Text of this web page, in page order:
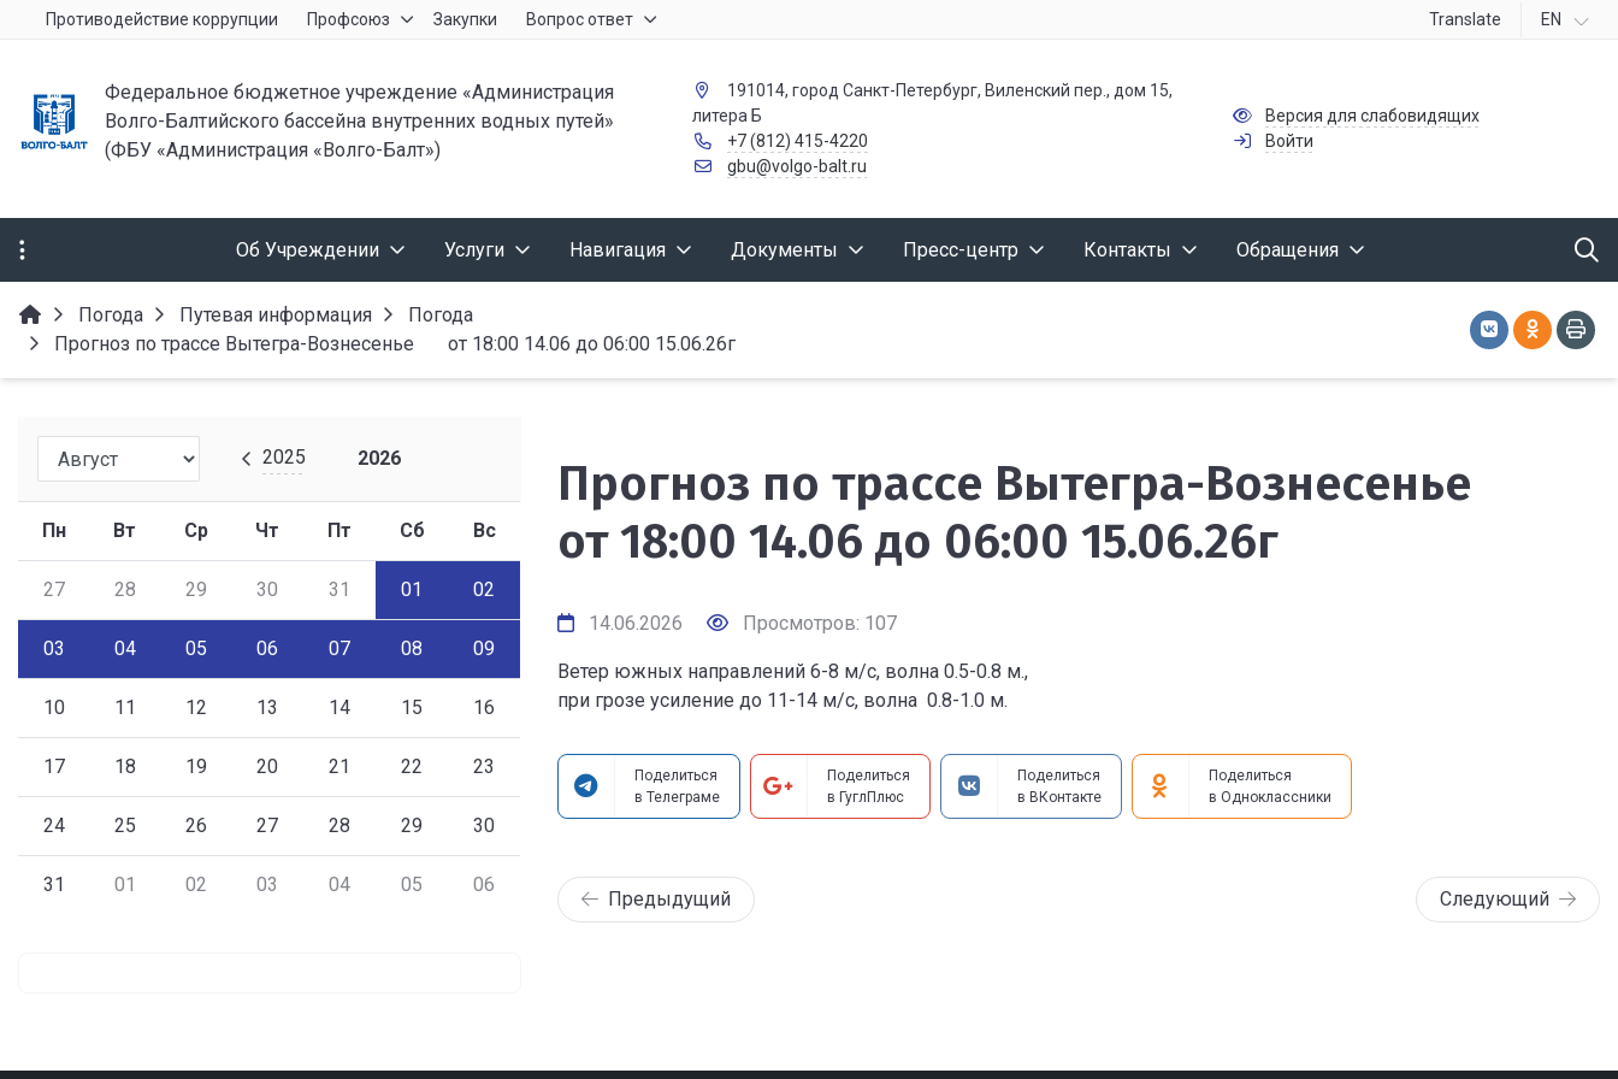
Противодействие коррупции Профсоюз Закупки Вопрос ответ Translate EN
Федеральное бюджетное учреждение «Администрация
Волго-Балтийского бассейна внутренних водных путей»
(ФБУ «Администрация «Волго-Балт»)
191014, город Санкт-Петербург, Виленский пер., дом 15,
литера Б
+7 (812) 415-4220
gbu@volgo-balt.ru
Версия для слабовидящих
Войти
Об Учреждении Услуги Навигация Документы Пресс-центр Контакты Обращения
Погода Путевая информация
Погода
Прогноз по трассе Вытегра-Вознесенье от 18:00 14.06 до 06:00 15.06.26г
2025 2026
Пн Вт Ср Чт Пт Сб Вс
27 28 29 30 31 01 02
03 04 05 06 07 08 09
10 11 12 13 14 15 16
17 18 19 20 21 22 23
24 25 26 27 28 29 30
31 01 02 03 04 05 06
Прогноз по трассе Вытегра-Вознесенье
от 18:00 14.06 до 06:00 15.06.26г
14.06.2026 Просмотров: 107
Ветер южных направлений 6-8 м/с, волна 0.5-0.8 м.,
при грозе усиление до 11-14 м/с, волна 0.8-1.0 м.
Поделиться
в Телеграме
Поделиться
в ГуглПлюс
Поделиться
в ВКонтакте
Поделиться
в Одноклассники
Предыдущий Следующий